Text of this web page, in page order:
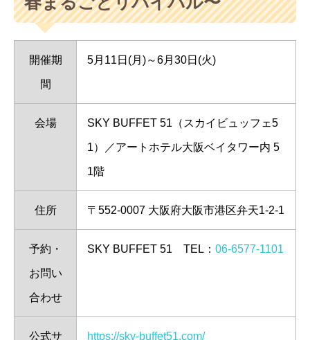
開催期
間
5月11日(月)～6月30日(火)
会場 SKY BUFFET 51（スカイビュッフェ5
1）／アートホテル大阪ベイタワー内 5
1階
住所 〒552-0007 大阪府大阪市港区弁天1-2-1
予約・
お問い
合わせ
SKY BUFFET 51 TEL： 06-6577-1101
公式サ https://sky-buffet51.com/